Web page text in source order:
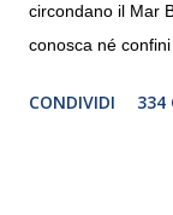
circondano il Mar
conosca né
debutterà il 10
CONDIVIDI 334